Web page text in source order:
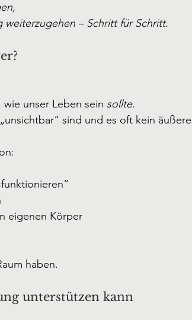
– Schritt für Schritt.
unser Leben sein sollte.
sind und es oft kein
eigenen Körper
haben.
unterstützen kann